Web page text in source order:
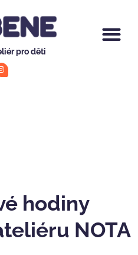
pro děti
hodiny
NOTA